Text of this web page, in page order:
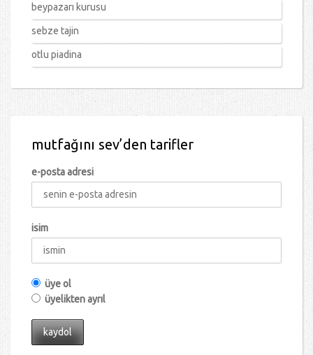
beypazarı kurusu
sebze tajin
otlu piadina
mutfağını sev’den tarifler
e-posta adresi
isim
üye ol
üyelikten ayrıl